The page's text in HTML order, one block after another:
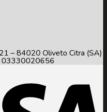
– 84020 Oliveto Citra (SA)
03330020656